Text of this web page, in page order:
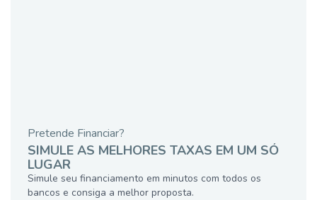
Pretende Financiar?
SIMULE AS MELHORES TAXAS EM UM SÓ
LUGAR
Simule seu financiamento em minutos com todos os
bancos e consiga a melhor proposta.